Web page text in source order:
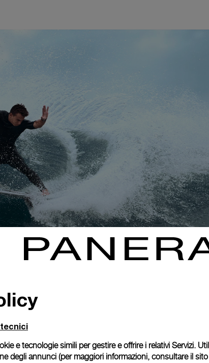
e tecnologie simili per gestire e offrire i relativi Servizi.
degli annunci (per maggiori informazioni, consultare il sito